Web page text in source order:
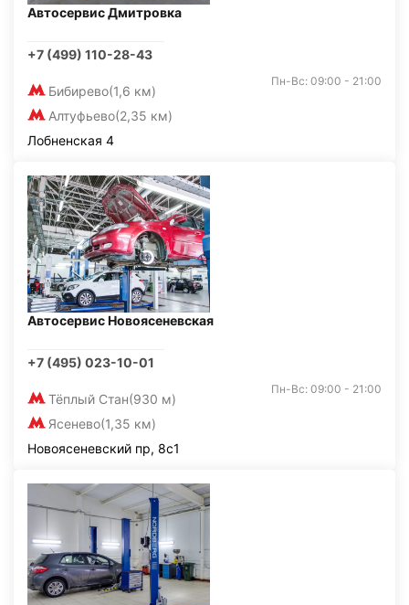
Автосервис Дмитровка
+7 (499) 110-28-43
Бибирево(1,6 км)
Алтуфьево(2,35 км)
Пн-Вс: 09:00 - 21:00
Лобненская 4
Автосервис Новоясеневская
+7 (495) 023-10-01
Тёплый Стан(930 м)
Ясенево(1,35 км)
Пн-Вс: 09:00 - 21:00
Новоясеневский пр, 8с1